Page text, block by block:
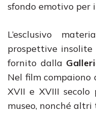
sfondo emotivo per
L’esclusivo
prospettive insolite
fornito dalla
Nel film
XVII e XVIII
museo, nonché altri